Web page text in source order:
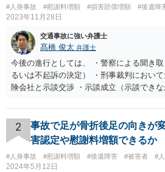
#人身事故 #慰謝料増額 #損害賠償増額 #後遺障
2023年11月28日
交通事故に強い弁護士
髙橋 俊太 弁護士
今後の進行としては、 ・警察による聞き
るいは不起訴の決定） ・刑事裁判におい
険会社と示談交渉 ・示談成立（示談でき
加害者に対する処罰感情など尋ねられるは
になるとよいと思います。
2
事故で足が骨折後足の向きが
害認定や慰謝料増額できるか
#人身事故 #慰謝料増額 #後遺障害 #被害者 #
2024年5月12日